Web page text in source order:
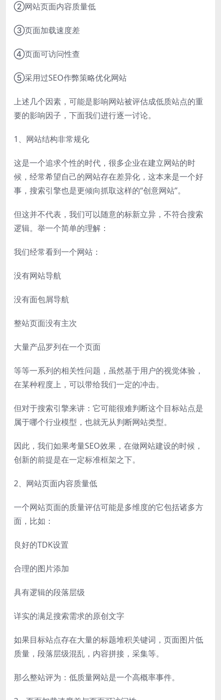
②网站页面内容质量低
③页面加载速度差
④页面可访问性查
⑤采用过SEO作弊策略优化网站
上述几个因素，可能是影响网站被评估成低质站点的重
要的影响因子，下面我们进行逐一讨论。
1、网站结构非常规化
这是一个追求个性的时代，很多企业在建立网站的时
候，经常希望自己的网站存在差异化，这本来是一个好
事，搜索引擎也是更倾向抓取这样的“创意网站”。
但这并不代表，我们可以随意的标新立异，不符合搜索
逻辑。举一个简单的理解：
我们经常看到一个网站：
没有网站导航
没有面包屑导航
整站页面没有主次
大量产品罗列在一个页面
等等一系列的相关性问题，虽然基于用户的视觉体验，
在某种程度上，可以带给我们一定的冲击。
但对于搜索引擎来讲：它可能很难判断这个目标站点是
属于哪个行业模型，也就无从判断网站类型。
因此，我们如果考量SEO效果，在做网站建设的时候，
创新的前提是在一定标准框架之下。
2、网站页面内容质量低
一个网站页面的质量评估可能是多维度的它包括诸多方
面，比如：
良好的TDK设置
合理的图片添加
具有逻辑的段落层级
详实的满足搜索需求的原创文字
如果目标站点存在大量的标题堆积关键词，页面图片低
质量，段落层级混乱，内容拼接，采集等。
那么整站评为：低质量网站是一个高概率事件。